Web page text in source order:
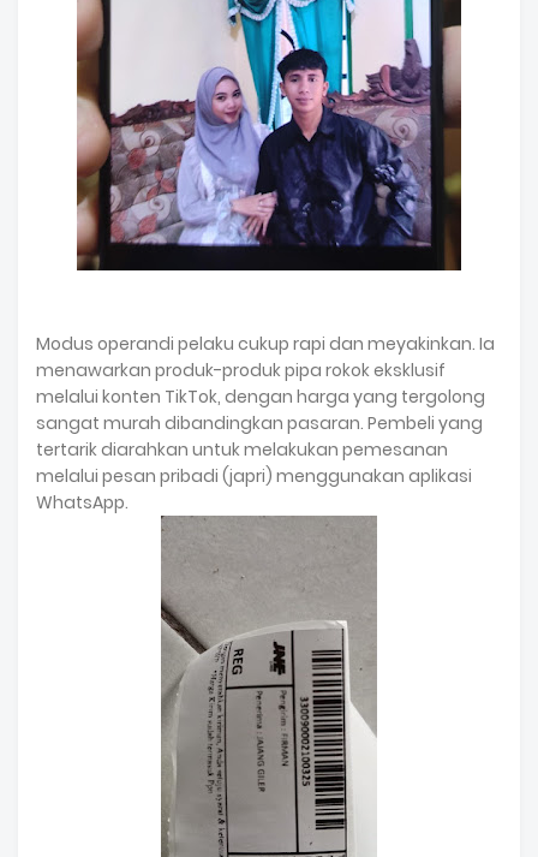
Modus operandi pelaku cukup rapi dan meyakinkan. Ia
menawarkan produk-produk pipa rokok eksklusif
melalui konten TikTok, dengan harga yang tergolong
sangat murah dibandingkan pasaran. Pembeli yang
tertarik diarahkan untuk melakukan pemesanan
melalui pesan pribadi (japri) menggunakan aplikasi
WhatsApp.